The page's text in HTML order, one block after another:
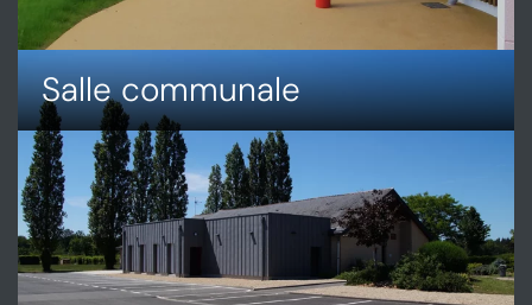
Salle communale
DÉCOUVRIR
SALLE
COMMUNALE